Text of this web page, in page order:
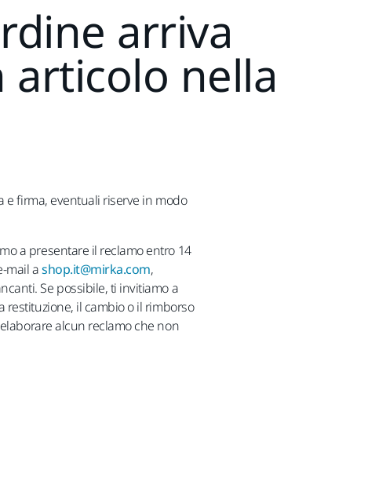
arriva
articolo nella
e firma, eventuali riserve in modo
a presentare il reclamo entro 14
mail ashop.it@mirka.com,
Se possibile, ti invitiamo a
restituzione, il cambio o il rimborso
alcun reclamo che non